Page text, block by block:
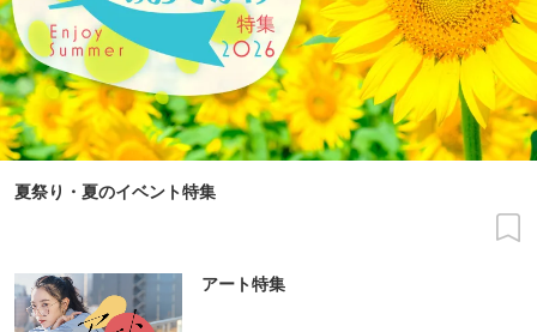
夏祭り・夏のイベント特集
アート特集